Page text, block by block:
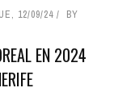
12/09/24
BY
EN 2024